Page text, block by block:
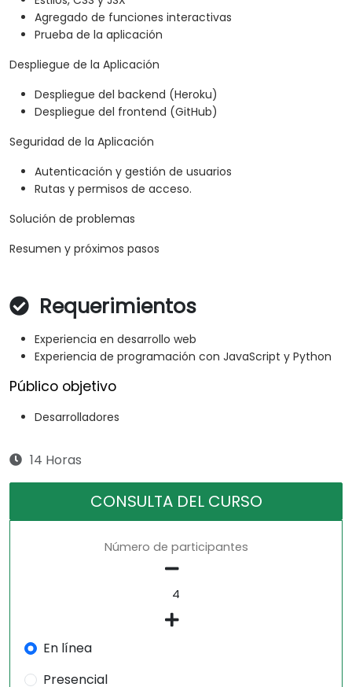
Agregado de funciones interactivas
Prueba de la aplicación
Despliegue de la Aplicación
Despliegue del backend (Heroku)
Despliegue del frontend (GitHub)
Seguridad de la Aplicación
Autenticación y gestión de usuarios
Rutas y permisos de acceso.
Solución de problemas
Resumen y próximos pasos
Requerimientos
Experiencia en desarrollo web
Experiencia de programación con JavaScript y Python
Público objetivo
Desarrolladores
14 Horas
CONSULTA DEL CURSO
Número de participantes
En línea
Presencial